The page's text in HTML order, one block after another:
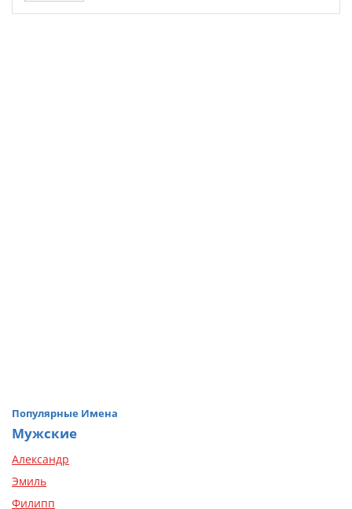
Популярные Имена
Мужские
Александр
Эмиль
Филипп